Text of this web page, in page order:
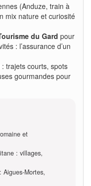
(Anduze, train à
mix nature et curiosité
du Gard pour
: l’assurance d’un
: trajets courts, spots
gourmandes pour
et
: villages,
Aigues-Mortes,